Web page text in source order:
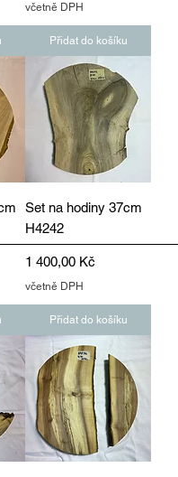
včetně DPH
Přidat do košíku
Set na hodiny 37cm
H4242
Cena
1 400,00 Kč
včetně DPH
Přidat do košíku